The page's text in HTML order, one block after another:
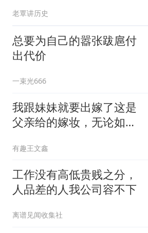
老覃讲历史
总要为自己的嚣张跋扈付
出代价
一束光666
我跟妹妹就要出嫁了这是
父亲给的嫁妆，无论如何
有趣王文鑫
工作没有高低贵贱之分，
人品差的人我公司容不下
离谱见闻收集社